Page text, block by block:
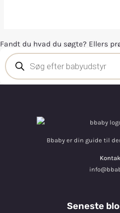
Fandt du hvad du søgte? Ellers
Bbaby er din guide til
Seneste